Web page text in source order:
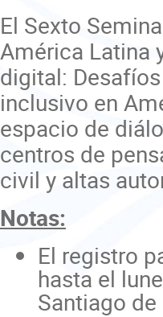
El Sexto
América Latina
digital:
inclusivo en
espacio de
centros de
civil y altas
Notas:
El registro
hasta el
Santiago